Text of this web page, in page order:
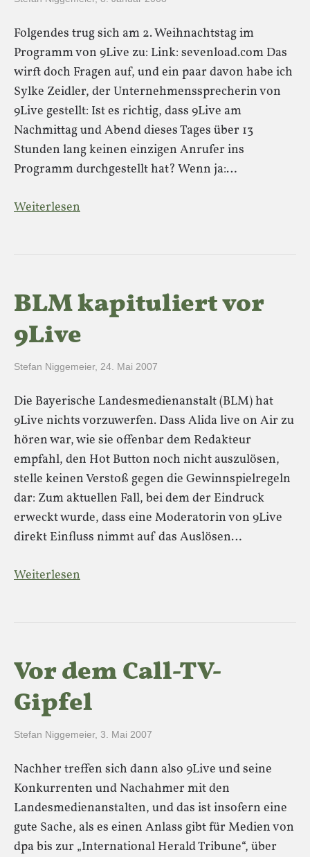
Folgendes trug sich am 2. Weihnachtstag im
Programm von 9Live zu: Link: sevenload.com Das
wirft doch Fragen auf, und ein paar davon habe ich
Sylke Zeidler, der Unternehmenssprecherin von
9Live gestellt: Ist es richtig, dass 9Live am
Nachmittag und Abend dieses Tages über 13
Stunden lang keinen einzigen Anrufer ins
Programm durchgestellt hat? Wenn ja:…
Weiterlesen
BLM kapituliert vor
9Live
Stefan Niggemeier, 24. Mai 2007
Die Bayerische Landesmedienanstalt (BLM) hat
9Live nichts vorzuwerfen. Dass Alida live on Air zu
hören war, wie sie offenbar dem Redakteur
empfahl, den Hot Button noch nicht auszulösen,
stelle keinen Verstoß gegen die Gewinnspielregeln
dar: Zum aktuellen Fall, bei dem der Eindruck
erweckt wurde, dass eine Moderatorin von 9Live
direkt Einfluss nimmt auf das Auslösen…
Weiterlesen
Vor dem Call-TV-
Gipfel
Stefan Niggemeier, 3. Mai 2007
Nachher treffen sich dann also 9Live und seine
Konkurrenten und Nachahmer mit den
Landesmedienanstalten, und das ist insofern eine
gute Sache, als es einen Anlass gibt für Medien von
dpa bis zur „International Herald Tribune“, über